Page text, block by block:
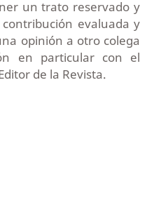
un trato reservado y
evaluada y
opinión a otro colega
en particular con el
de la Revista.